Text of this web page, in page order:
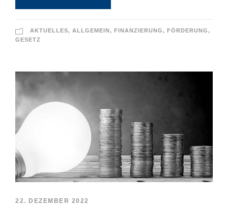
AKTUELLES, ALLGEMEIN, FINANZIERUNG, FÖRDERUNG,
GESETZ
22. DEZEMBER 2022